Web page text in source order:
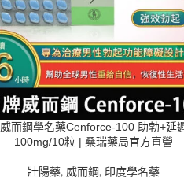
威而鋼學名藥Cenforce-100 助勃+延
100mg/10粒 | 桑瑞藥局官方直營
壯陽藥, 威而鋼 , 印度學名藥